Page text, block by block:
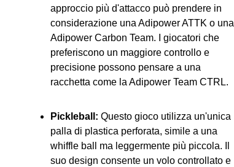
approccio più d'attacco può prendere in
considerazione una Adipower ATTK o una
Adipower Carbon Team. I giocatori che
preferiscono un maggiore controllo e
precisione possono pensare a una
racchetta come la Adipower Team CTRL.
Pickleball: Questo gioco utilizza un'unica
palla di plastica perforata, simile a una
whiffle ball ma leggermente più piccola. Il
suo design consente un volo controllato e